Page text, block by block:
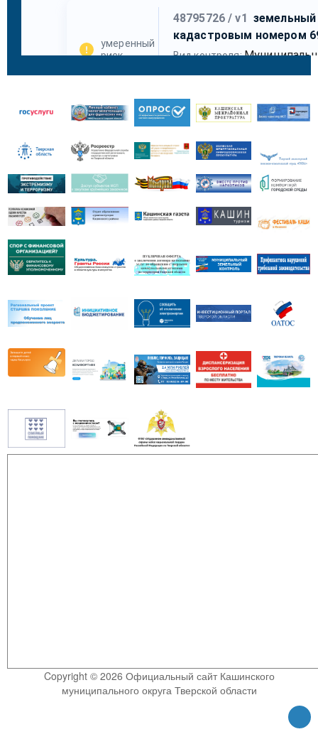
Copyright © 2026 Официальный сайт Кашинского
муниципального округа Тверской области